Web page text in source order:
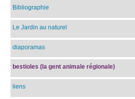
Bibliographie
Le Jardin au naturel
diaporamas
bestioles (la gent animale régionale)
liens